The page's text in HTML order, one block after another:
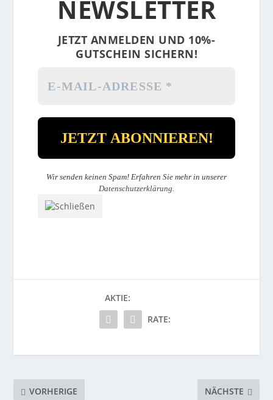
NEWSLETTER
JETZT ANMELDEN UND 10%-
GUTSCHEIN SICHERN!
Wir senden keinen Spam! Erfahren Sie mehr in unserer
Datenschutzerklärung
AKTIE:
RATE:
VORHERIGE NÄCHSTE